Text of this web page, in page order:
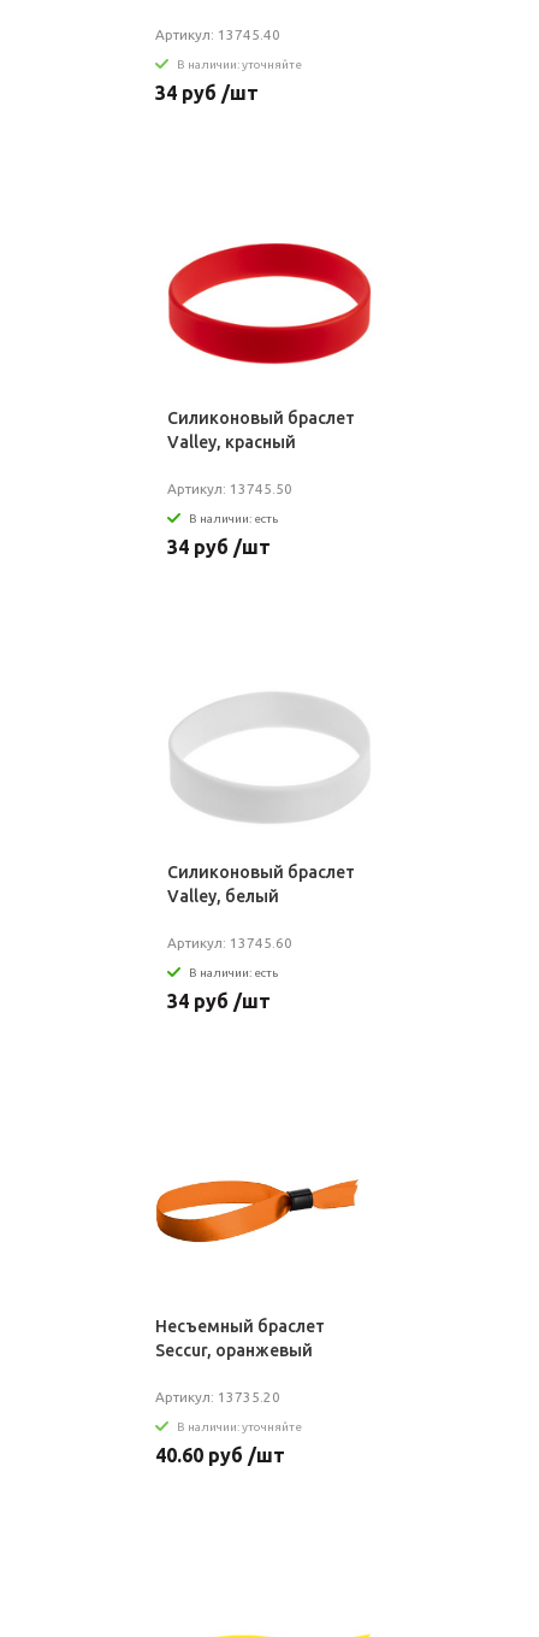
Артикул: 13745.40
В наличии: уточняйте
34 руб /шт
Силиконовый браслет
Valley, красный
Артикул: 13745.50
В наличии: есть
34 руб /шт
Силиконовый браслет
Valley, белый
Артикул: 13745.60
В наличии: есть
34 руб /шт
Несъемный браслет
Seccur, оранжевый
Артикул: 13735.20
В наличии: уточняйте
40.60 руб /шт